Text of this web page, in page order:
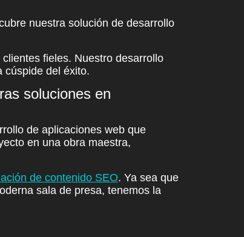
nuestra solución de desarrollo
fieles. Nuestro desarrollo
cúspide del éxito.
soluciones en
de aplicaciones web que
en una obra maestra,
de contenido SEO. Ya sea que
sala de presa, tenemos la